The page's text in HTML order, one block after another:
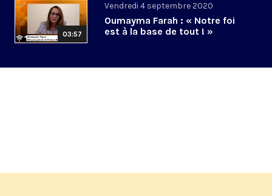
03:57
Vendredi 4 septembre 2020
Oumayma Farah : « Notre foi
est à la base de tout ! »